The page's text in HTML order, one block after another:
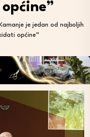
je jedan od najboljih
općine”